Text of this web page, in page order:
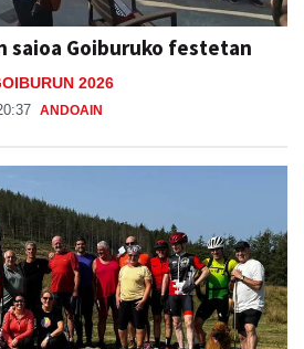
saioa Goiburuko festetan
2026
ANDOAIN